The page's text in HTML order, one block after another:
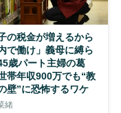
の税金が増えるから
で働け」義母に縛ら
歳パート主婦の葛
帯年収900万でも“教
壁”に恐怖するワケ
緒